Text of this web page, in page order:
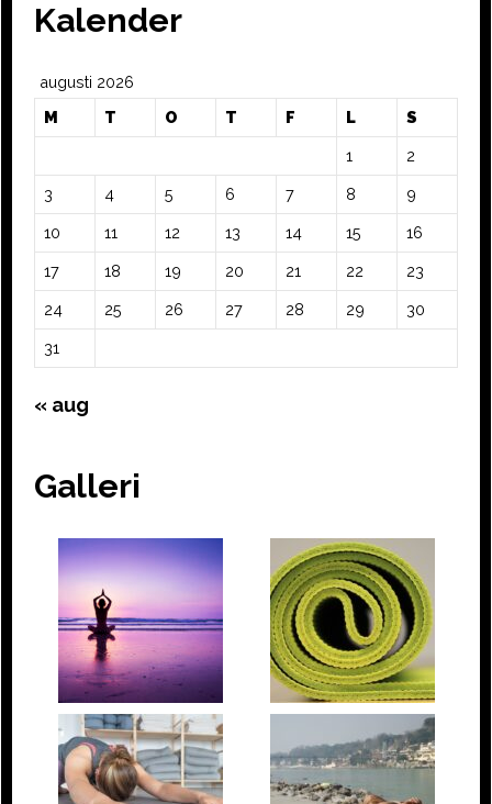
Kalender
augusti 2026
M
T O T F L S
1 2
3 4 5 6 7 8 9
10 11 12 13 14 15 16
17 18 19 20 21 22 23
24 25 26 27 28 29 30
31
« aug
Galleri